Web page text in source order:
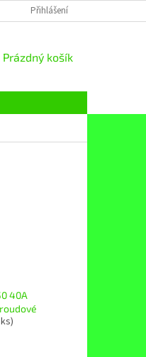
Přihlášení
NÁKUPNÍ
Prázdný košík
40A